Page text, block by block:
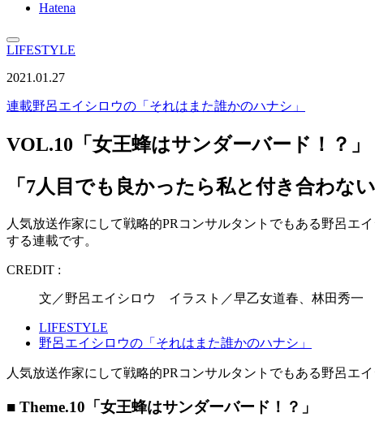
Hatena
LIFESTYLE
2021.01.27
連載野呂エイシロウの「それはまた誰かのハナシ」
VOL.10「女王蜂はサンダーバード！？」
「7人目でも良かったら私と付き合わな
人気放送作家にして戦略的PRコンサルタントでもある野呂エ
する連載です。
CREDIT :
文／野呂エイシロウ イラスト／早乙女道春、林田秀一
LIFESTYLE
野呂エイシロウの「それはまた誰かのハナシ」
人気放送作家にして戦略的PRコンサルタントでもある野呂
■ Theme.10「女王蜂はサンダーバード！？」